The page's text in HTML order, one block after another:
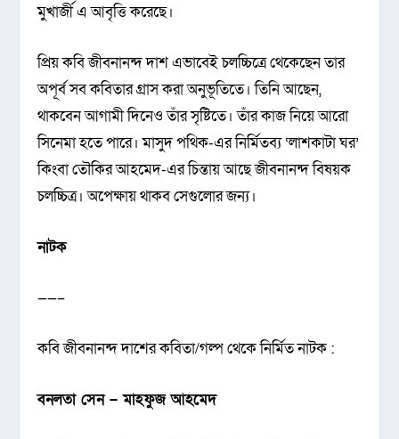
মুখার্জী এ আবৃত্তি করেছে।
প্রিয় কবি জীবনানন্দ দাশ এভাবেই চলচ্চিত্রে থেকেছেন তার
অপূর্ব সব কবিতার গ্রাস করা অনুভূতিতে। তিনি আছেন,
থাকবেন আগামী দিনেও তাঁর সৃষ্টিতে। তাঁর কাজ নিয়ে আরো
সিনেমা হতে পারে। মাসুদ পথিক-এর নির্মিতব্য ‘লাশকাটা ঘর’
কিংবা তৌকির আহমেদ-এর চিন্তায় আছে জীবনানন্দ বিষয়ক
চলচ্চিত্র। অপেক্ষায় থাকব সেগুলোর জন্য।
নাটক
——–
কবি জীবনানন্দ দাশের কবিতা/গল্প থেকে নির্মিত নাটক :
বনলতা সেন – মাহফুজ আহমেদ